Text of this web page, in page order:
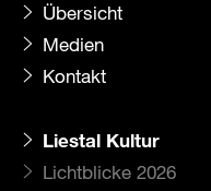
Übersicht
Medien
Kontakt
Liestal Kultur
Lichtblicke 2026